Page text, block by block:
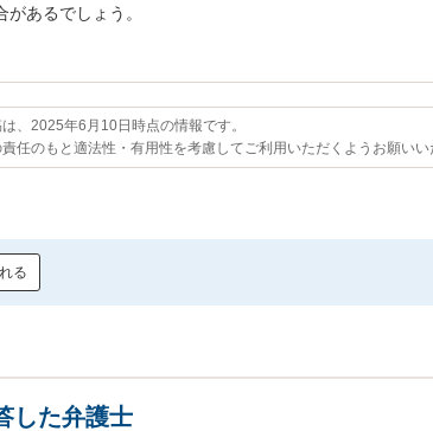
あるでしょう。
は、2025年6月10日時点の情報です。
責任のもと適法性・有用性を考慮してご利用いただくようお願いい
る
した弁護士